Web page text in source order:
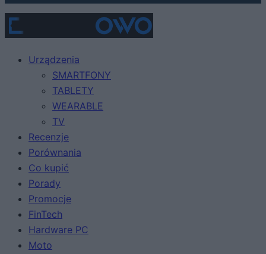
Urządzenia
SMARTFONY
TABLETY
WEARABLE
TV
Recenzje
Porównania
Co kupić
Porady
Promocje
FinTech
Hardware PC
Moto